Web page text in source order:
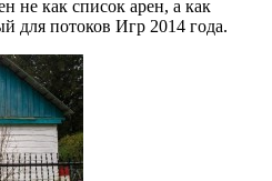
не как список арен, а как
для потоков Игр 2014 года.